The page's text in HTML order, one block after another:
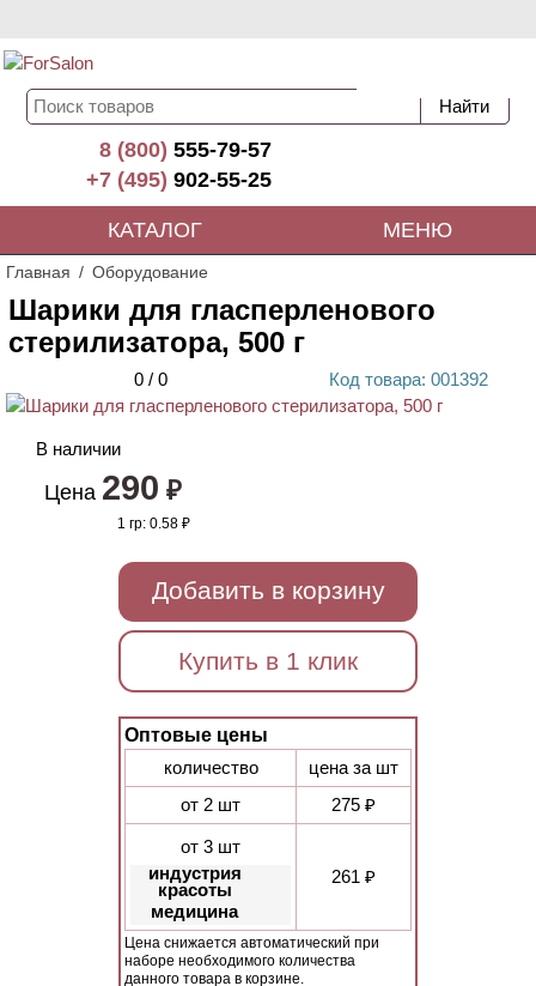
8 (800)555-79-57
+7 (495)902-55-25
КАТАЛОГ МЕНЮ
Главная Оборудование
Шарики для гласперленового
стерилизатора, 500 г
0 / 0 Код товара: 001392
В наличии
Цена 290 ₽
1 гр:0.58 ₽
Добавить в корзину
Купить в 1 клик
Оптовые цены
количество
цена за шт
от 2 шт
275 ₽
от 3 шт
индустрия
красоты
медицина
261 ₽
Цена снижается автоматический при
наборе необходимого количества
данного товара в корзине.